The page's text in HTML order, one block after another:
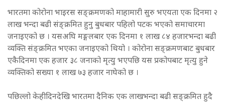
भारतमा कोरोना भाइरस सङ्क्रमणको माहामारी सुरु भएयता एक दिनमा २
लाख भन्दा बढी संङ्क्रमित हुनु बुधबार पहिलो पटक भएको समाचारमा
जनाइएको छ । यसअघि मङ्गलबार एक दिनमा १ लाख ८४ हजारभन्दा बढी
व्यक्ति संङ्क्रमित भएका जनाइएको थियो । कोरोना सङ्क्रमणबाट बुधबार
एकैदिनमा एक हजार ३८ जनाको मृत्यु भएपछि यस प्रकोपबाट मृत्यु हुने
व्यक्तिको सख्या १ लाख ७३ हजार नाघेको छ ।
पछिल्लो केहीदिनदेखि भारतमा दैनिक एक लाखभन्दा बढी सङ्क्रमित हुदै